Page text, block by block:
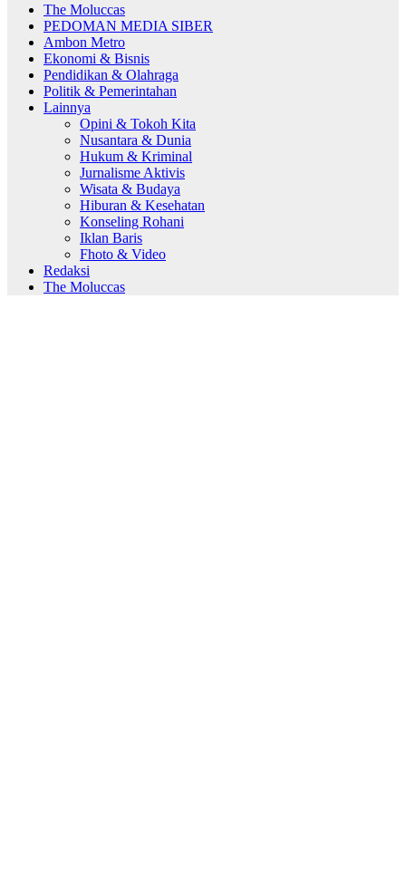
The Moluccas
PEDOMAN MEDIA SIBER
Ambon Metro
Ekonomi & Bisnis
Pendidikan & Olahraga
Politik & Pemerintahan
Lainnya
Opini & Tokoh Kita
Nusantara & Dunia
Hukum & Kriminal
Jurnalisme Aktivis
Wisata & Budaya
Hiburan & Kesehatan
Konseling Rohani
Iklan Baris
Fhoto & Video
Redaksi
The Moluccas